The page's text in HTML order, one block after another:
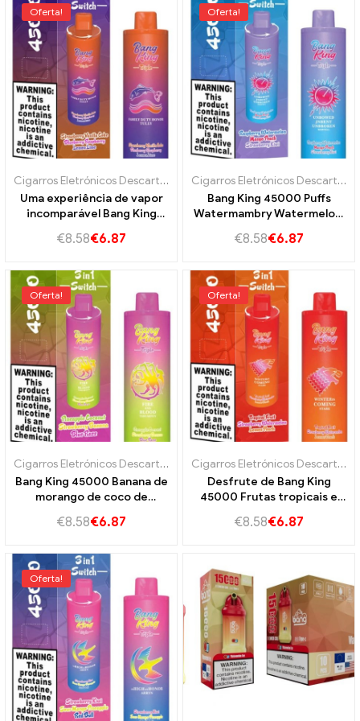
Oferta!
Cigarros Eletrónicos Descartáveis ​​Portugal , Cigarros eletrônicos
Uma experiência de vapor
incomparável Bang King
baunilha Coca -
limonlime
€8.58€6.87
Oferta!
Cigarros Eletrónicos Descartáveis ​​Portugal
Bang King 45000 Puffs
Watermambry Watermelon,
Kiwi Sua melhor experiência
€8.58€6.87
Oferta!
Cigarros Eletrónicos Descartáveis ​​Portugal , Cigarros eletrônicos
Bang King 45000 Banana de
morango de coco de
uma experiência de vapor
€8.58€6.87
Oferta!
Cigarros Eletrónicos Descartáveis ​​Portugal
Desfrute de Bang King
45000 Frutas tropicais e
melancia de
capacidade
€8.58€6.87
Oferta!